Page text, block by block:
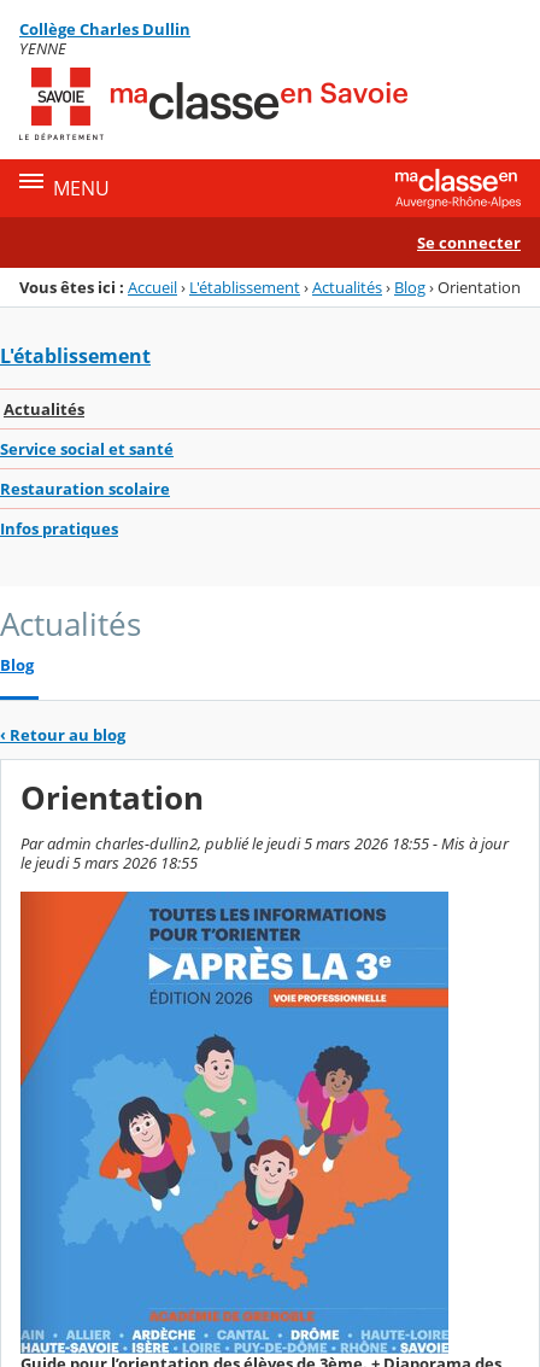
Menu de la rubrique
Contenu
Collège Charles Dullin
YENNE
MENU
Se connecter
Vous êtes ici : Accueil› L'établissement›Actualités› Blog›Orientation
L'établissement
Actualités
Service social et santé
Restauration scolaire
Infos pratiques
Actualités
Blog
‹ Retour au blog
Orientation
Par admin charles-dullin2, publié le jeudi 5 mars 2026 18:55 - Mis à jour
le jeudi 5 mars 2026 18:55